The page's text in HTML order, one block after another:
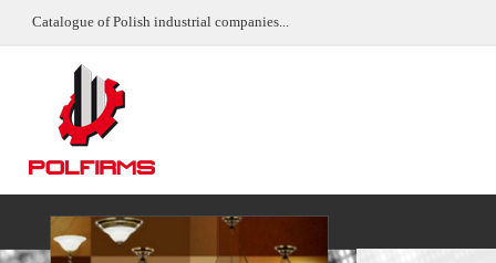
Catalogue of Polish industrial companies...